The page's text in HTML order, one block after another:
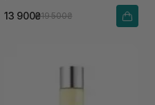
13 900₴19 500₴